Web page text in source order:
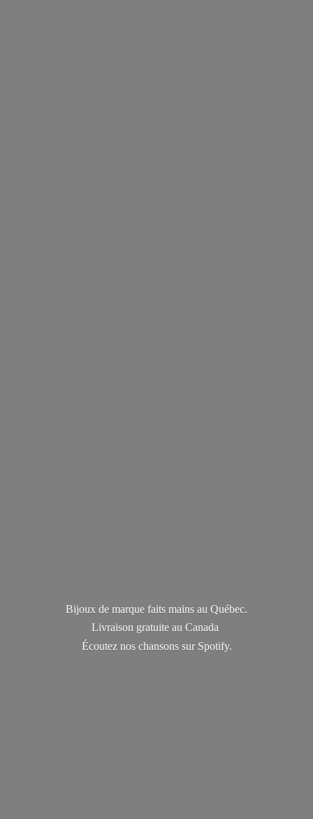
Bijoux de marque faits mains au Québec.
Livraison gratuite au Canada
Écoutez nos chansons sur Spotify.